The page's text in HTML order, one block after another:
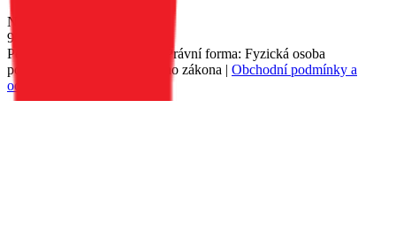
Nedostupné
90 Kč
Petr Matyáš, IČ: 00705331, Právní forma: Fyzická osoba
podnikající dle živnostenského zákona | Obchodní podmínky a
ochrana osobních údajů